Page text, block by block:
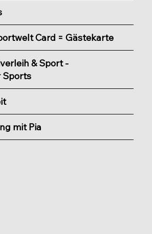
Card = Gästekarte
& Sport -
Sports
mit Pia